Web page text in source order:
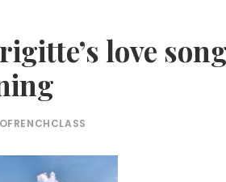
love